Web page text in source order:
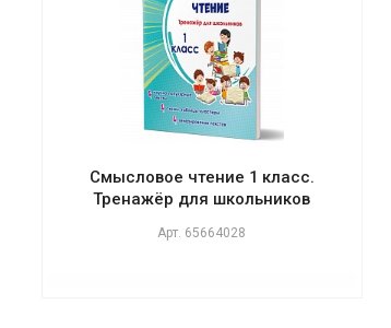
Смысловое чтение 1 класс.
Тренажёр для школьников
Арт. 65664028